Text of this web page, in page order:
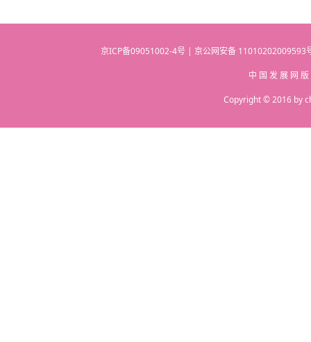
京ICP备09051002-4号 | 京公网安备
中 国 发 展 网
Copyright © 2016 by